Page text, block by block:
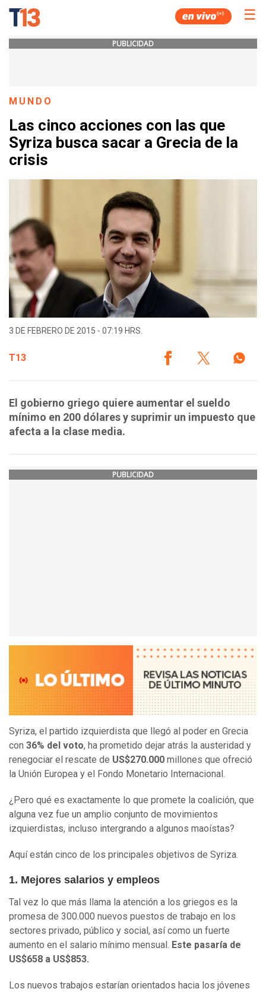
☰
PUBLICIDAD
MUNDO
Las cinco acciones con las que
Syriza busca sacar a Grecia de la
crisis
3 DE FEBRERO DE 2015 - 07:19 HRS.
T13
El gobierno griego quiere aumentar el sueldo
mínimo en 200 dólares y suprimir un impuesto que
afecta a la clase media.
PUBLICIDAD
Syriza, el partido izquierdista que llegó al poder en Grecia
con 36% del voto, ha prometido dejar atrás la austeridad y
renegociar el rescate de US$270.000 millones que ofreció
la Unión Europea y el Fondo Monetario Internacional.
¿Pero qué es exactamente lo que promete la coalición, que
alguna vez fue un amplio conjunto de movimientos
izquierdistas, incluso intergrando a algunos maoístas?
Aquí están cinco de los principales objetivos de Syriza.
1. Mejores salarios y empleos
Tal vez lo que más llama la atención a los griegos es la
promesa de 300.000 nuevos puestos de trabajo en los
sectores privado, público y social, así como un fuerte
aumento en el salario mínimo mensual. Este pasaría de
US$658 a US$853.
Los nuevos trabajos estarían orientados hacia los jóvenes